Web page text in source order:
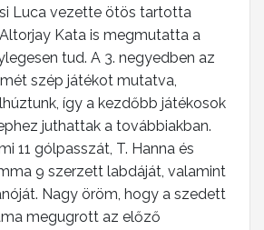
Luca vezette ötös tartotta
Kata is megmutatta a
tud. A 3. negyedben az
szép játékot mutatva,
így a kezdőbb játékosok
juthattak a továbbiakban.
11 gólpasszát, T. Hanna és
9 szerzett labdáját, valamint
Nagy öröm, hogy a szedett
megugrott az előző